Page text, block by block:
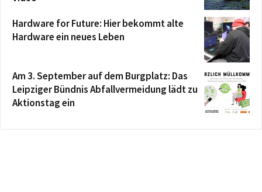
Hardware for Future: Hier bekommt alte
Hardware ein neues Leben
Am 3. September auf dem Burgplatz: Das
Leipziger Bündnis Abfallvermeidung lädt zu
Aktionstag ein